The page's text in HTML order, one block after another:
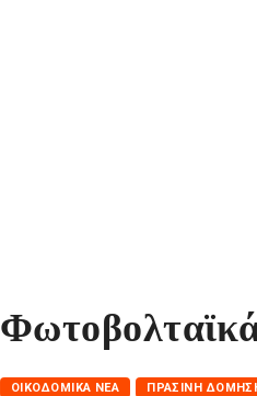
ΟΙΚΟΔΟΜΙΚΆ ΝΈΑ ΠΡΆΣΙΝΗ